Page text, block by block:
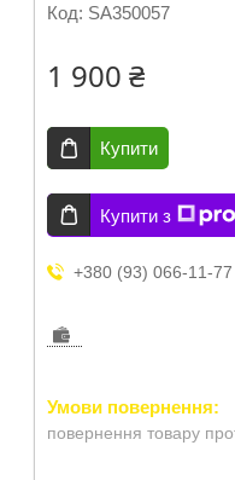
Код: SA350057
1 900 ₴
Купити
Купити з
+380 (93) 066-11-77
повернення товару